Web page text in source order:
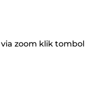
zoom klik tombol